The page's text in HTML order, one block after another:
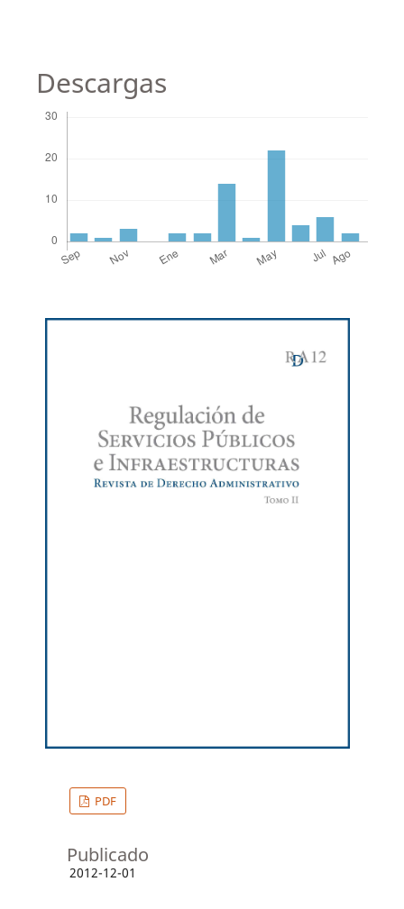
Descargas
PDF
Publicado
2012-12-01